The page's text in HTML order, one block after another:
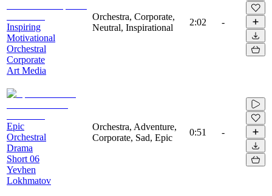
Inspiring
Motivational
Orchestral
Corporate
Art Media
Orchestra, Corporate,
Neutral, Inspirational
2:02 -
Epic
Orchestral
Drama
Short 06
Yevhen
Lokhmatov
Orchestra, Adventure,
Corporate, Sad, Epic
0:51 -